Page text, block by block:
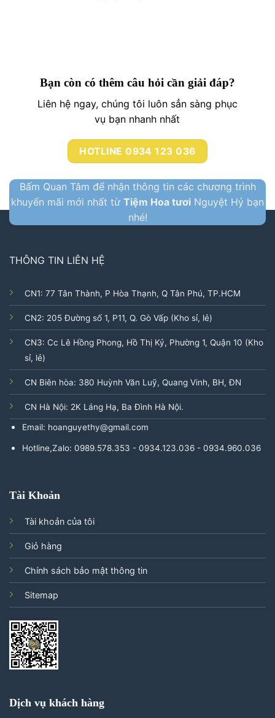
Bạn còn có thêm câu hỏi cần giải đáp?
Liên hệ ngay, chúng tôi luôn sẳn sàng phục
vụ bạn nhanh nhất
HOTLINE 0934 123 036
Bấm Quan Tâm để nhận thông tin các chương trình
khuyến mãi mới nhất từ Tiệm Hoa tươi Nguyệt Hỷ bạn
nhé!
THÔNG TIN LIÊN HỆ
CN1: 77 Tân Thành, P Hòa Thạnh, Q Tân Phú, TP.HCM
CN2: 205 Đường số 1, P11, Q. Gò Vấp (Kho sỉ, lẻ)
CN3: Cc Lê Hồng Phong, Hồ Thị Kỷ, Phường 1, Quận 10 (Kho
sỉ, lẻ)
CN Biên hòa: 380 Huỳnh Văn Luỹ, Quang Vinh, BH, ĐN
CN Hà Nội: 2K Láng Hạ, Ba Đình Hà Nội.
Email: hoanguyethy@gmail.com
Hotline,Zalo: 0989.578.353 - 0934.123.036 - 0934.960.036
Tài Khoản
Tài khoản của tôi
Giỏ hàng
Chính sách bảo mật thông tin
Sitemap
Dịch vụ khách hàng